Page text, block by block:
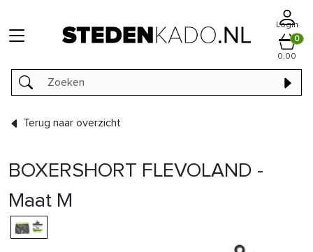
Login
0
0,00
Terug naar overzicht
BOXERSHORT FLEVOLAND -
Maat M